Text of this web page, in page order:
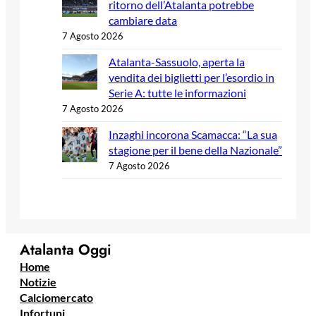
ritorno dell’Atalanta potrebbe
cambiare data
7 Agosto 2026
Atalanta-Sassuolo, aperta la
vendita dei biglietti per l’esordio in
Serie A: tutte le informazioni
7 Agosto 2026
Inzaghi incorona Scamacca: “La sua
stagione per il bene della Nazionale”
7 Agosto 2026
Atalanta Oggi
Home
Notizie
Calciomercato
Infortuni